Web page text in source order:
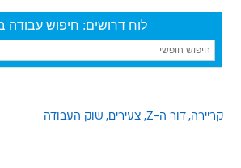
קריירה דור ה-Z צעירים שוק העבודה